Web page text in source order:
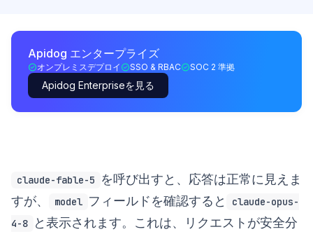
Apidog エンタープライズ
オンプレミスデプロイ SSO & RBAC SOC 2 準拠
Apidog Enterpriseを見る
claude-fable-5
を呼び出すと、応答は正常に見えま
すが、
model フィールドを確認すると
claude-opus-
4-8
と表示されます。これは、リクエストが安全分